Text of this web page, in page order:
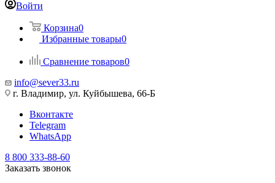
Войти
Корзина0
Избранные товары0
Сравнение товаров0
info@sever33.ru
г. Владимир, ул. Куйбышева, 66-Б
Вконтакте
Telegram
WhatsApp
8 800 333-88-60
Заказать звонок